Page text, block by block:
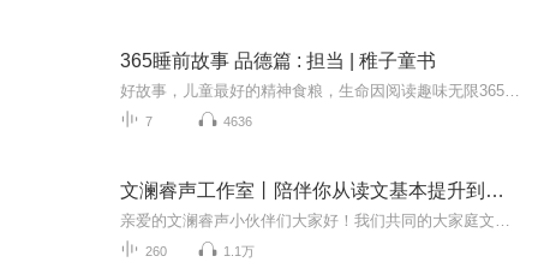
365睡前故事 品德篇 : 担当 | 稚子童书
7 4636
文澜睿声工作室丨陪伴你从读文基本提升到演播担当
260 1.1万